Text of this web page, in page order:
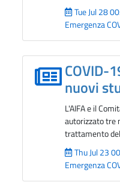
Tue Jul 28
Emergenza
COVID-
nuovi
L'AIFA e il
autorizzato tre
trattamento
Thu Jul 23
Emergenza